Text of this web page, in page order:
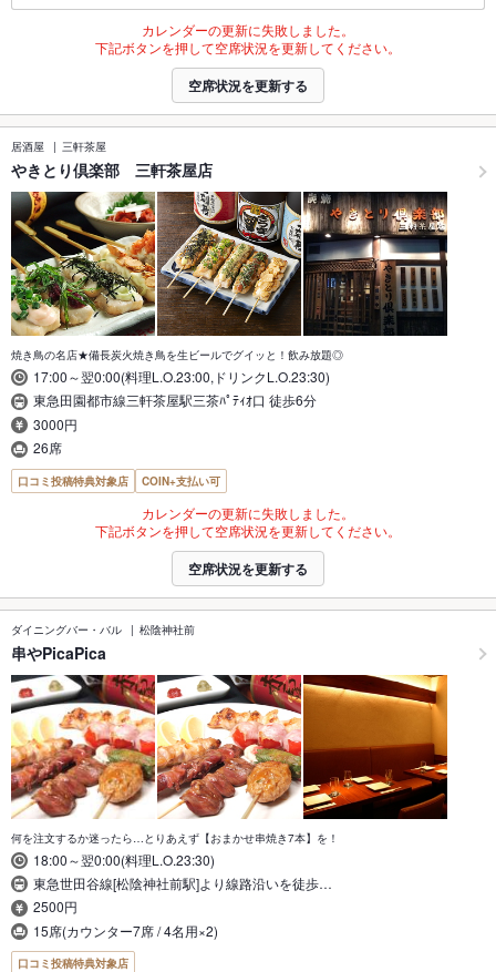
カレンダーの更新に失敗しました。
下記ボタンを押して空席状況を更新してください。
空席状況を更新する
居酒屋 三軒茶屋
やきとり倶楽部 三軒茶屋店
焼き鳥の名店★備長炭火焼き鳥を生ビールでグイッと！飲み放題◎
17:00～翌0:00(料理L.O.23:00,ドリンクL.O.23:30)
東急田園都市線三軒茶屋駅三茶ﾊﾟﾃｨｵ口 徒歩6分
3000円
26席
口コミ投稿特典対象店 COIN+支払い可
カレンダーの更新に失敗しました。
下記ボタンを押して空席状況を更新してください。
空席状況を更新する
ダイニングバー・バル 松陰神社前
串やPicaPica
何を注文するか迷ったら…とりあえず【おまかせ串焼き7本】を！
18:00～翌0:00(料理L.O.23:30)
東急世田谷線[松陰神社前駅]より線路沿いを徒歩…
2500円
15席(カウンター7席 / 4名用×2)
口コミ投稿特典対象店